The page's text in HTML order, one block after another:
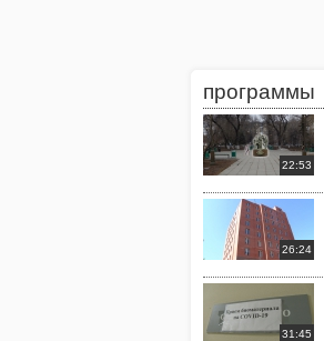
программы
22:53
26:24
31:45